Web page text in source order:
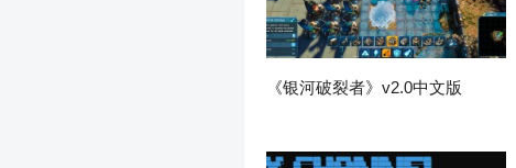
《银河破裂者》v2.0中文版